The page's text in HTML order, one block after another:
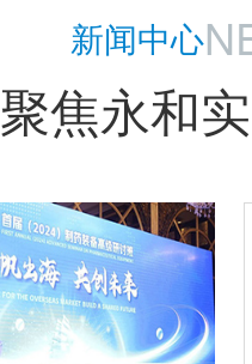
新闻中心
聚焦永和